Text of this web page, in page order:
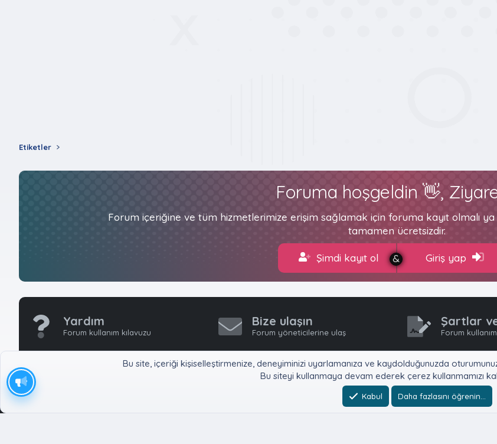
Etiketler
Foruma hoşgeldin 👋,
Forum içeriğine ve tüm hizmetlerimize erişim sağlamak için foruma kayıt olmalı ya
tamamen ücretsizdir.
Şimdi kayıt ol Giriş yap
Yardım
Forum kullanım kılavuzu
Bize ulaşın
Forum yöneticilerine ulaş
Şartlar
Forum
Bu site, içeriği kişiselleştirmenize, deneyiminizi uyarlamanıza ve kaydolduğunuzda
Bu siteyi kullanmaya devam ederek çerez kullanmamızı
Kabul Daha fazlasını öğrenin…